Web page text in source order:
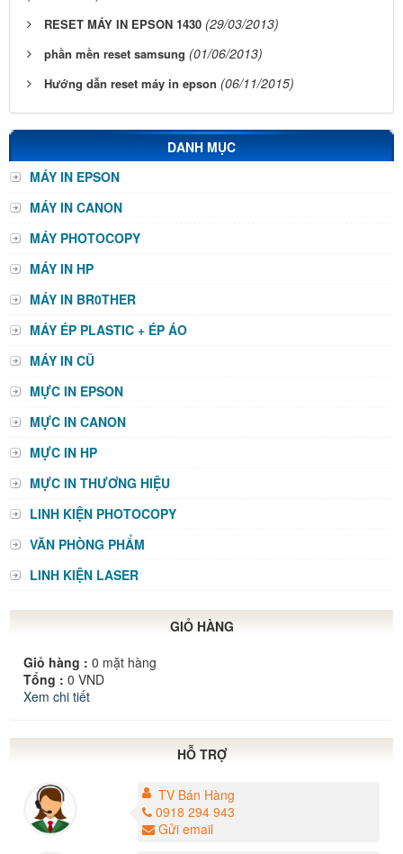
RESET MÁY IN EPSON 1430 (29/03/2013)
phần mền reset samsung (01/06/2013)
Hướng dẫn reset máy in epson (06/11/2015)
DANH MỤC
MÁY IN EPSON
MÁY IN CANON
MÁY PHOTOCOPY
MÁY IN HP
MÁY IN BR0THER
MÁY ÉP PLASTIC + ÉP ÁO
MÁY IN CŨ
MỰC IN EPSON
MỰC IN CANON
MỰC IN HP
MỰC IN THƯƠNG HIỆU
LINH KIỆN PHOTOCOPY
VĂN PHÒNG PHẨM
LINH KIỆN LASER
GIỎ HÀNG
Giỏ hàng : 0 mặt hàng
Tổng : 0 VND
Xem chi tiết
HỖ TRỢ
TV Bán Hàng
0918 294 943
Gửi email